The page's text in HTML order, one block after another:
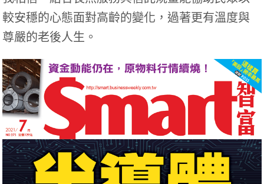
較安穩的心態面對高齡的變化，過著更有溫度與
尊嚴的老後人生。